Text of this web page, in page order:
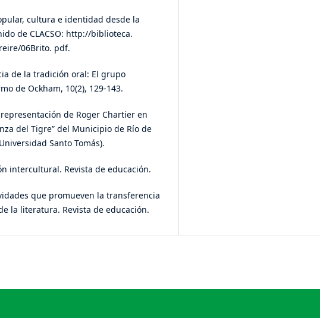
cultura e identidad desde la
de CLACSO: http://biblioteca.
06Brito. pdf.
de la tradición oral: El grupo
de Ockham, 10(2), 129-143.
de Roger Chartier en
del Tigre” del Municipio de Río de
Santo Tomás).
intercultural. Revista de educación.
que promueven la transferencia
la literatura. Revista de educación.